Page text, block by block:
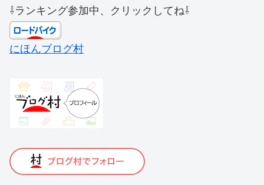
⇩ランキング参加中、クリックしてね⇩
にほんブログ村